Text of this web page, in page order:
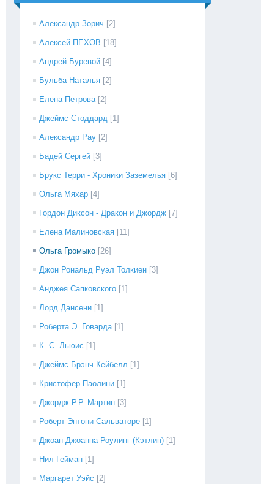
Александр Зорич [2]
Алексей ПЕХОВ [18]
Андрей Буревой [4]
Бульба Наталья [2]
Елена Петрова [2]
Джеймс Стоддард [1]
Александр Рау [2]
Бадей Сергей [3]
Брукс Терри - Хроники Заземелья [6]
Ольга Мяхар [4]
Гордон Диксон - Дракон и Джордж [7]
Елена Малиновская [11]
Ольга Громыко [26]
Джон Рональд Руэл Толкиен [3]
Анджея Сапковского [1]
Лорд Дансени [1]
Роберта Э. Говарда [1]
К. С. Льюис [1]
Джеймс Брэнч Кейбелл [1]
Кристофер Паолини [1]
Джордж Р.Р. Мартин [3]
Роберт Энтони Сальваторе [1]
Джоан Джоанна Роулинг (Кэтлин) [1]
Нил Гейман [1]
Маргарет Уэйс [2]